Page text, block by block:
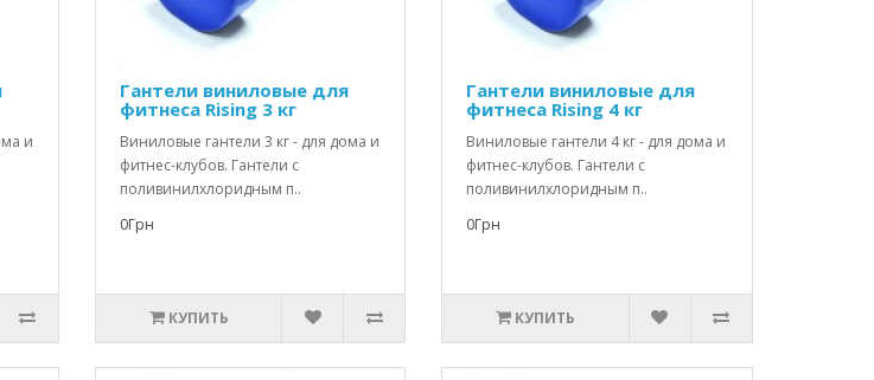
и
Гантели виниловые для
фитнеса Rising 3 кг
Виниловые гантели 3 кг - для дома и
фитнес-клубов. Гантели с
поливинилхлоридным п..
0Грн
КУПИТЬ
Гантели виниловые для
фитнеса Rising 4 кг
Виниловые гантели 4 кг - для дома и
фитнес-клубов. Гантели с
поливинилхлоридным п..
0Грн
КУПИТЬ